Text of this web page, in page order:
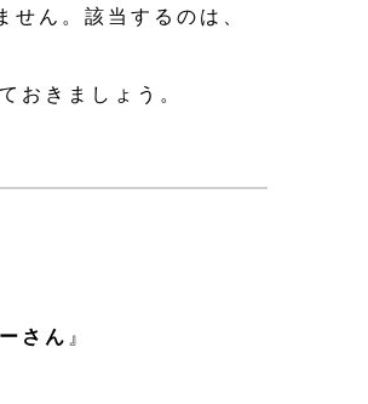
ん。該当するのは、
おきましょう。
さん 』